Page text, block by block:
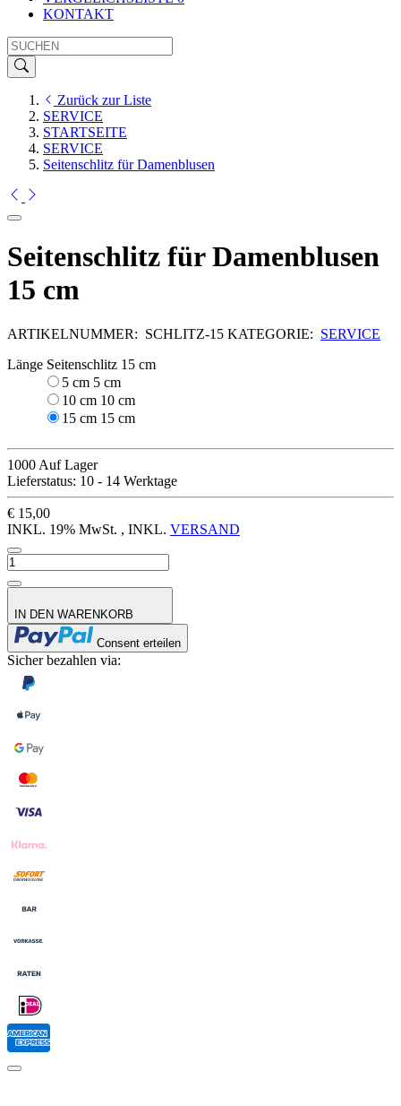
KONTAKT
Zurück zur Liste
SERVICE
STARTSEITE
SERVICE
Seitenschlitz für Damenblusen
Seitenschlitz für Damenblusen
15 cm
ARTIKELNUMMER: SCHLITZ-15 KATEGORIE: SERVICE
Länge Seitenschlitz 15 cm
5 cm 5 cm
10 cm 10 cm
15 cm 15 cm
1000 Auf Lager
Lieferstatus: 10 - 14 Werktage
€ 15,00
INKL. 19% MwSt. , INKL. VERSAND
IN DEN WARENKORB
Consent erteilen
Sicher bezahlen via: